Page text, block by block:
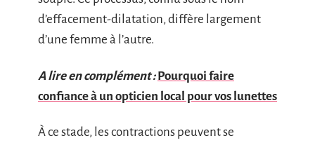
d’effacement-dilatation, diffère largement
d’une femme à l’autre.
A lire en complément : Pourquoi faire
confiance à un opticien local pour vos lunettes
À ce stade, les contractions peuvent se